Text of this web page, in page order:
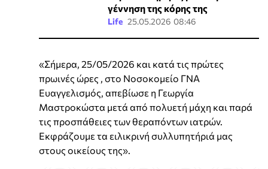
γέννηση της κόρης της
Life 25.05.2026 08:46
«Σήμερα, 25/05/2026 και κατά τις πρώτες
πρωινές ώρες , στο Νοσοκομείο ΓΝΑ
Ευαγγελισμός, απεβίωσε η Γεωργία
Μαστροκώστα μετά από πολυετή μάχη και παρά
τις προσπάθειες των θεραπόντων ιατρών.
Εκφράζουμε τα ειλικρινή συλλυπητήριά μας
στους οικείους της».